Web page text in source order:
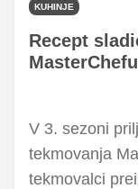
KUHINJE
Recept
MasterChefu
V 3. sezoni
tekmovanja
tekmovalci